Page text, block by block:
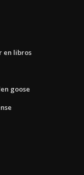
en libros
goose